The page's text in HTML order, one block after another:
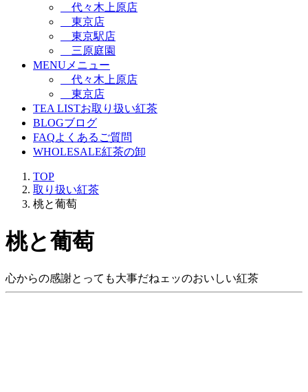
代々木上原店
東京店
東京駅店
三原庭園
MENUメニュー
代々木上原店
東京店
TEA LISTお取り扱い紅茶
BLOGブログ
FAQよくあるご質問
WHOLESALE紅茶の卸
TOP
取り扱い紅茶
桃と葡萄
桃と葡萄
心からの感謝とっても大事だねェッのおいしい紅茶